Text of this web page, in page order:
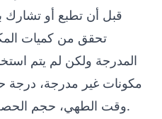
قبل أن تطبع أو تشارك
تحقق من كميات
المدرجة ولكن لم يتم
مكونات غير مدرجة، درجة
وقت الطهي، حجم الحصة، الإملاء، وسهولة القراءة.